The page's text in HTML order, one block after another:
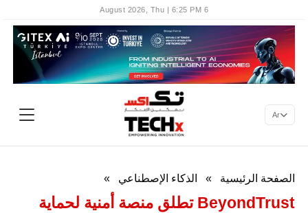
6 August 2026, Thu | 6:25 PM
Ar
الصفحة الرئيسية » الذكاء الإصطناعي »
BeyondTrust تطلق منصة أمنية لحماية